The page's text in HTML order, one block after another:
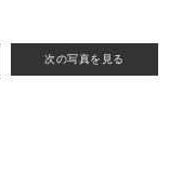
次の写真を見る